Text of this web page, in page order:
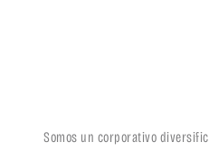
Somos un corporativo